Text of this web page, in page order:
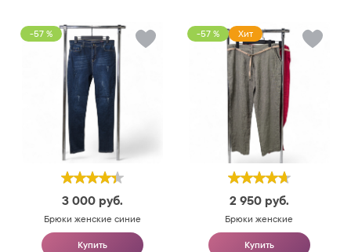
-57 %
3 000 руб.
Брюки женские синие
Купить
-57 % Хит
2 950 руб.
Брюки женские
Купить